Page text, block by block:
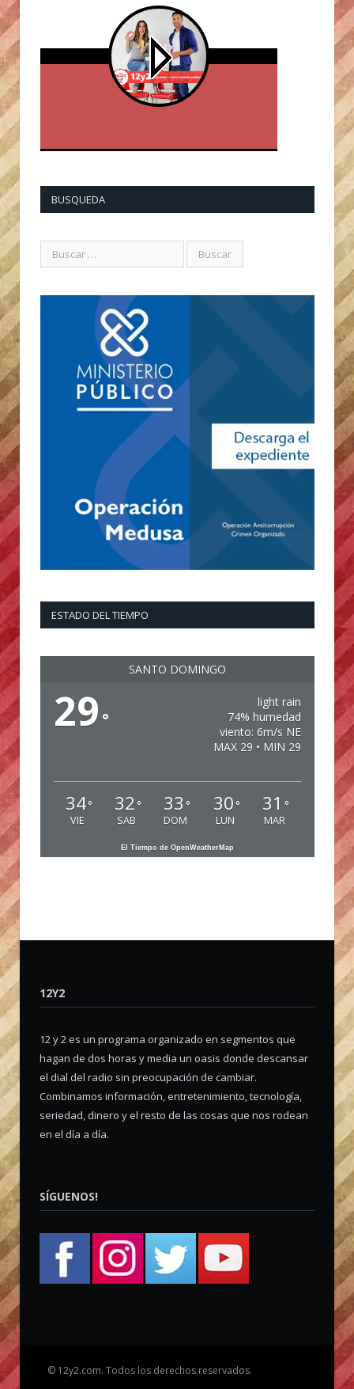
BUSQUEDA
ESTADO DEL TIEMPO
SANTO DOMINGO
29 °
light rain
74% humedad
viento: 6m/s NE
MAX 29 • MIN 29
34°
VIE
32 °
SAB
33 °
DOM
30 °
LUN
31 °
MAR
El Tiempo de OpenWeatherMap
12Y2
12 y 2 es un programa organizado en segmentos que
hagan de dos horas y media un oasis donde descansar
el dial del radio sin preocupación de cambiar.
Combinamos información, entretenimiento, tecnología,
seriedad, dinero y el resto de las cosas que nos rodean
en el día a día.
SÍGUENOS!
© 12y2.com. Todos los derechos reservados.